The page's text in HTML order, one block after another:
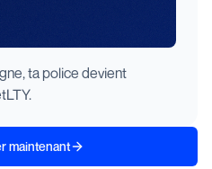
ta police devient
maintenant